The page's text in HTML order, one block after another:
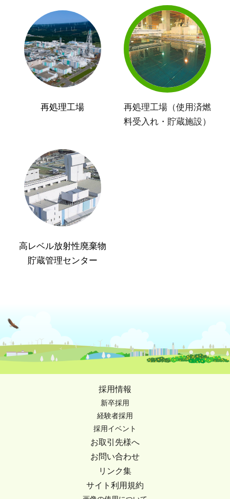
再処理工場
再処理工場（使用済燃
料受入れ・貯蔵施設）
高レベル放射性廃棄物
貯蔵管理センター
採用情報
新卒採用
経験者採用
採用イベント
お取引先様へ
お問い合わせ
リンク集
サイト利用規約